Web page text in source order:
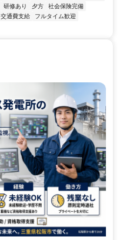
研修あり 夕方
社会保険完備
交通費支給
フルタイム歓迎